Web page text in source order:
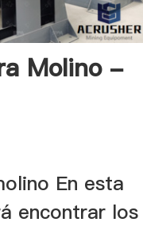
Molino -
En esta
encontrar los